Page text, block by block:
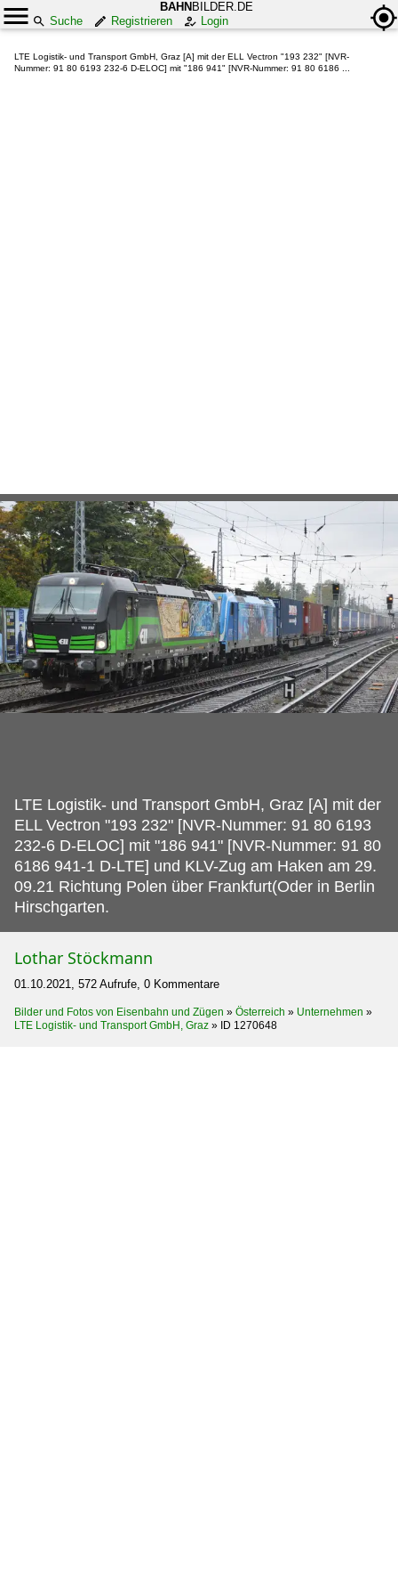
BAHN BILDER.DE
Suche
Registrieren Login
LTE Logistik- und Transport GmbH, Graz [A] mit der ELL Vectron "193 232" [NVR-
Nummer: 91 80 6193 232-6 D-ELOC] mit "186 941" [NVR-Nummer: 91 80 6186 ...
LTE Logistik- und Transport GmbH, Graz [A] mit der
ELL Vectron "193 232" [NVR-Nummer: 91 80 6193
232-6 D-ELOC] mit "186 941" [NVR-Nummer: 91 80
6186 941-1 D-LTE] und KLV-Zug am Haken am 29.
09.21 Richtung Polen über Frankfurt(Oder in Berlin
Hirschgarten.
Lothar Stöckmann
01.10.2021, 572 Aufrufe, 0 Kommentare
Bilder und Fotos von Eisenbahn und Zügen » Österreich » Unternehmen »
LTE Logistik- und Transport GmbH, Graz » ID 1270648